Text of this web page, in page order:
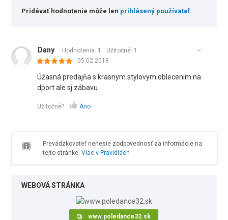
Pridávať hodnotenie môže len prihlásený používateľ.
Dany Hodnotenia: 1 Užitočné: 1
05.02.2018
Úžasná predajňa s krasnym stylovym oblecenim na
dport ale sj zábavu
Užitočné? Áno
Prevádzkovateľ nenesie zodpovednosť za informácie na
tejto stránke. Viac v Pravidlách
WEBOVÁ STRÁNKA
www.poledance32.sk